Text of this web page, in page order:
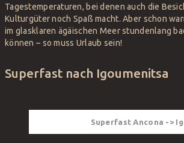
Tagestemperaturen, bei denen auch die
Kulturgüter noch Spaß macht. Aber schon
im glasklaren ägäischen Meer stundenlang
können – so muss Urlaub sein!
Superfast nach Igoumenitsa
Superfast Ancona ->